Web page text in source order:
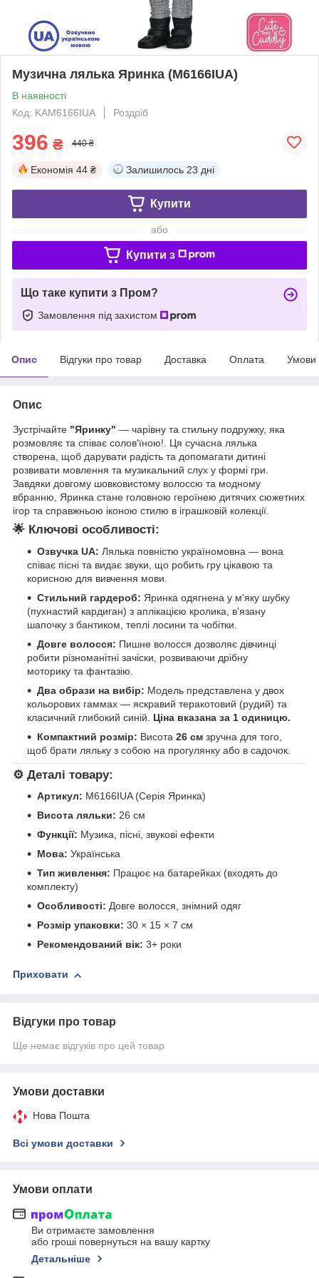
Музична лялька Яринка (M6166IUA)
В наявності
Код: KAM6166IUA
Роздріб
396 ₴ 440 ₴
Економія 44 ₴ Залишилось 23 дні
Купити
або
Купити з
Що таке купити з Пром?
Замовлення під захистом
Опис Відгуки про товар Доставка Оплата Умови
Опис
Зустрічайте "Яринку" — чарівну та стильну подружку, яка
розмовляє та співає солов'їною!. Ця сучасна лялька
створена, щоб дарувати радість та допомагати дитині
розвивати мовлення та музикальний слух у формі гри.
Завдяки довгому шовковистому волоссю та модному
вбранню, Яринка стане головною героїнею дитячих сюжетних
ігор та справжньою іконою стилю в іграшковій колекції.
🌟 Ключові особливості:
Озвучка UA: Лялька повністю україномовна — вона
співає пісні та видає звуки, що робить гру цікавою та
корисною для вивчення мови.
Стильний гардероб: Яринка одягнена у м'яку шубку
(пухнастий кардиган) з аплікацією кролика, в'язану
шапочку з бантиком, теплі лосини та чобітки.
Довге волосся: Пишне волосся дозволяє дівчинці
робити різноманітні зачіски, розвиваючи дрібну
моторику та фантазію.
Два образи на вибір: Модель представлена у двох
кольорових гаммах — яскравий теракотовий (рудий) та
класичний глибокий синій. Ціна вказана за 1 одиницю.
Компактний розмір: Висота 26 см зручна для того,
щоб брати ляльку з собою на прогулянку або в садочок.
⚙️ Деталі товару:
Артикул: M6166IUA (Серія Яринка)
Висота ляльки: 26 см
Функції: Музика, пісні, звукові ефекти
Мова: Українська
Тип живлення: Працює на батарейках (входять до
комплекту)
Особливості: Довге волосся, знімний одяг
Розмір упаковки: 30 × 15 × 7 см
Рекомендований вік: 3+ роки
Приховати
Відгуки про товар
Ще немає відгуків про цей товар
Умови доставки
Нова Пошта
Всі умови доставки
Умови оплати
Ви отримаєте замовлення
або гроші повернуться на вашу картку
Детальніше